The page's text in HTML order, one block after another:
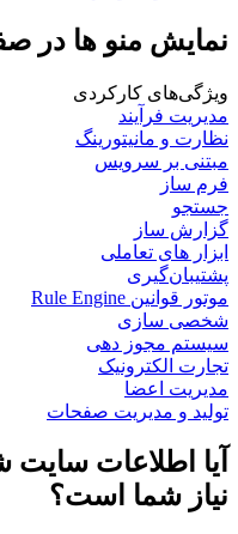
نمایش منو ها در
ویژگی‌های كاركردی
مدیریت فرآیند
نظارت و مانیتورینگ
مبتنی بر سرویس
فرم ساز
جستجو
گزارش ساز
ابزار های تعاملی
پشتیبان‌گیری
موتور قوانین Rule Engine
شخصی سازی
سیستم مجوز دهی
تجارت الکترونیک
مدیریت اعضا
تولید و مدیریت صفحات
آیا اطلاعات
نیاز شما است؟